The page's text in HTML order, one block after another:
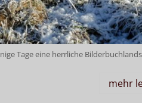
Tage eine herrliche
mehr